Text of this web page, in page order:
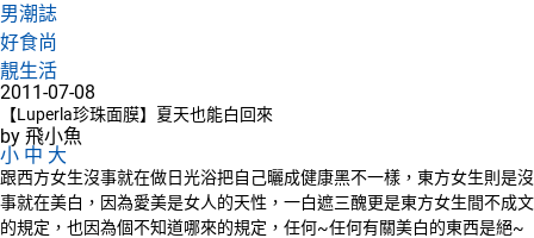
男潮誌
好食尚
靚生活
2011-07-08
【Luperla珍珠面膜】夏天也能白回來
by 飛小魚
小 中 大
跟西方女生沒事就在做日光浴把自己曬成健康黑不一樣，東方女生則是沒
事就在美白，因為愛美是女人的天性，一白遮三醜更是東方女生間不成文
的規定，也因為個不知道哪來的規定，任何~任何有關美白的東西是絕~